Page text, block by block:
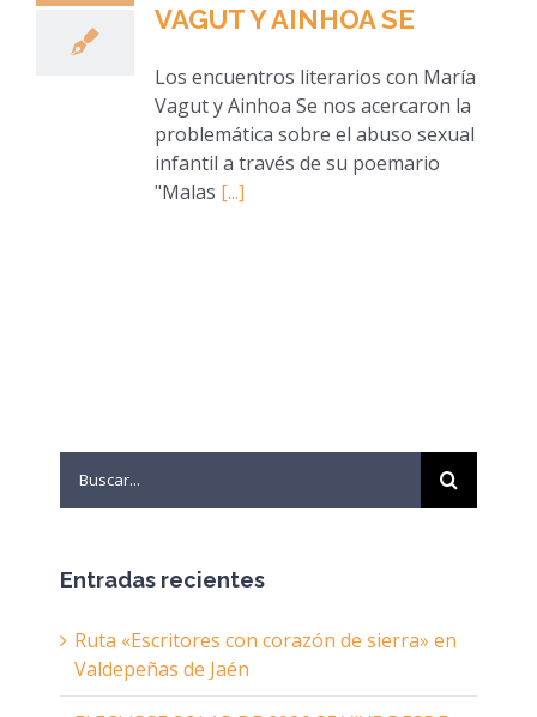
VAGUT Y AINHOA SE
Los encuentros literarios con María
Vagut y Ainhoa Se nos acercaron la
problemática sobre el abuso sexual
infantil a través de su poemario
"Malas [...]
for:
Entradas recientes
Ruta «Escritores con corazón de sierra» en
Valdepeñas de Jaén